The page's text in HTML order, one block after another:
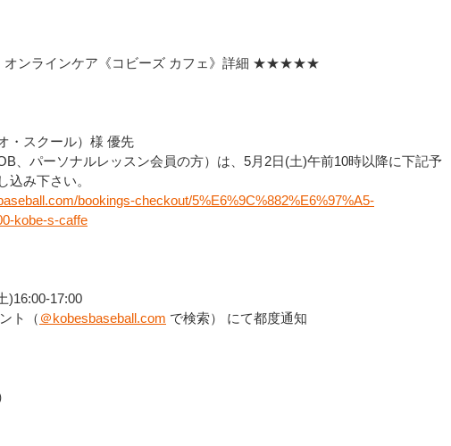
ラインケア《コビーズ カフェ》詳細 ★★★★★
・スクール）様 優先
、パーソナルレッスン会員の方）は、5月2日(土)午前10時以降に下記予
込み下さい。
bookings-checkout/5%E6%9C%882%E6%97%A5-
kobe-s-caffe
)16:00-17:00
ト（ ＠kobesbaseball.com で検索） にて都度通知